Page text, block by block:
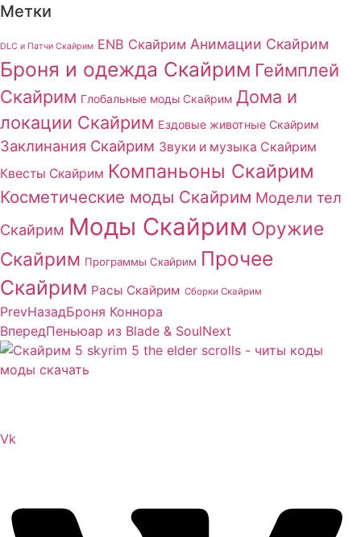
Метки
DLC и Патчи Скайрим ENB Скайрим Анимации Скайрим
Броня и одежда Скайрим Геймплей
Скайрим Глобальные моды Скайрим Дома и
локации Скайрим Ездовые животные Скайрим
Заклинания Скайрим Звуки и музыка Скайрим
Квесты Скайрим Компаньоны Скайрим
Косметические моды Скайрим Модели тел
Скайрим Моды Скайрим Оружие
Скайрим Программы Скайрим Прочее
Скайрим Расы Скайрим Сборки Скайрим
PrevНазадБроня Коннора
ВпередПеньюар из Blade & SoulNext
Vk